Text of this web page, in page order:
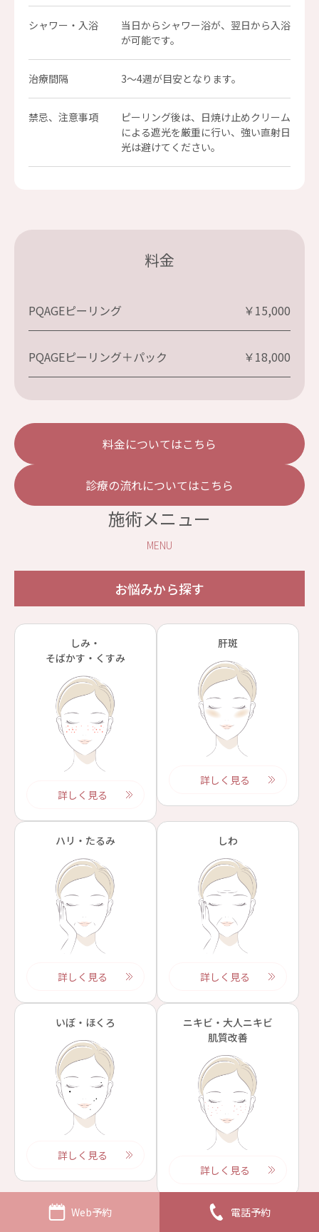
シャワー・入浴
当日からシャワー浴が、翌日から入浴
が可能です。
治療間隔 3～4週が目安となります。
禁忌、注意事項
ピーリング後は、日焼け止めクリーム
による遮光を厳重に行い、強い直射日
光は避けてください。
料金
PQAGEピーリング ￥15,000
PQAGEピーリング＋パック ￥18,000
料金についてはこちら
診療の流れについてはこちら
施術メニュー
MENU
お悩みから探す
しみ・
そばかす・くすみ
詳しく見る
肝斑
詳しく見る
ハリ・たるみ
詳しく見る
しわ
詳しく見る
いぼ・ほくろ
詳しく見る
ニキビ・大人ニキビ
肌質改善
詳しく見る
ニキビ跡・傷跡 小顔
Web予約 電話予約